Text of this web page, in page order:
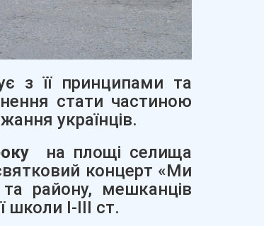
з її принципами та
стати частиною
українців.
на площі селища
концерт «Ми
району, мешканців
І-ІІІ ст.